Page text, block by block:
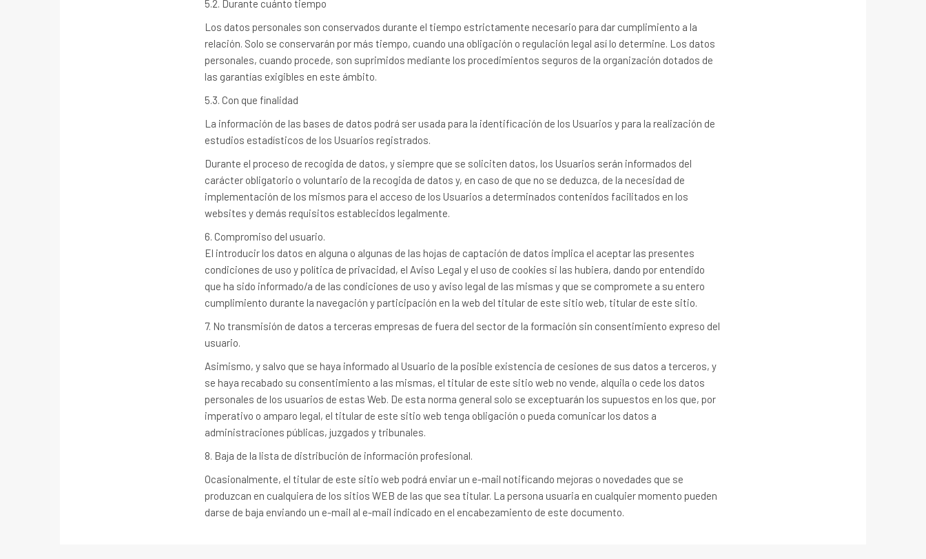
5.2. Durante cuánto tiempo
Los datos personales son conservados durante el tiempo estrictamente necesario para dar cumplimiento a la
relación. Solo se conservarán por más tiempo, cuando una obligación o regulación legal así lo determine. Los datos
personales, cuando procede, son suprimidos mediante los procedimientos seguros de la organización dotados de
las garantías exigibles en este ámbito.
5.3. Con que finalidad
La información de las bases de datos podrá ser usada para la identificación de los Usuarios y para la realización de
estudios estadísticos de los Usuarios registrados.
Durante el proceso de recogida de datos, y siempre que se soliciten datos, los Usuarios serán informados del
carácter obligatorio o voluntario de la recogida de datos y, en caso de que no se deduzca, de la necesidad de
implementación de los mismos para el acceso de los Usuarios a determinados contenidos facilitados en los
websites y demás requisitos establecidos legalmente.
6. Compromiso del usuario.
El introducir los datos en alguna o algunas de las hojas de captación de datos implica el aceptar las presentes
condiciones de uso y política de privacidad, el Aviso Legal y el uso de cookies si las hubiera, dando por entendido
que ha sido informado/a de las condiciones de uso y aviso legal de las mismas y que se compromete a su entero
cumplimiento durante la navegación y participación en la web del titular de este sitio web, titular de este sitio.
7. No transmisión de datos a terceras empresas de fuera del sector de la formación sin consentimiento expreso del
usuario.
Asimismo, y salvo que se haya informado al Usuario de la posible existencia de cesiones de sus datos a terceros, y
se haya recabado su consentimiento a las mismas, el titular de este sitio web no vende, alquila o cede los datos
personales de los usuarios de estas Web. De esta norma general solo se exceptuarán los supuestos en los que, por
imperativo o amparo legal, el titular de este sitio web tenga obligación o pueda comunicar los datos a
administraciones públicas, juzgados y tribunales.
8. Baja de la lista de distribución de información profesional.
Ocasionalmente, el titular de este sitio web podrá enviar un e-mail notificando mejoras o novedades que se
produzcan en cualquiera de los sitios WEB de las que sea titular. La persona usuaria en cualquier momento pueden
darse de baja enviando un e-mail al e-mail indicado en el encabezamiento de este documento.